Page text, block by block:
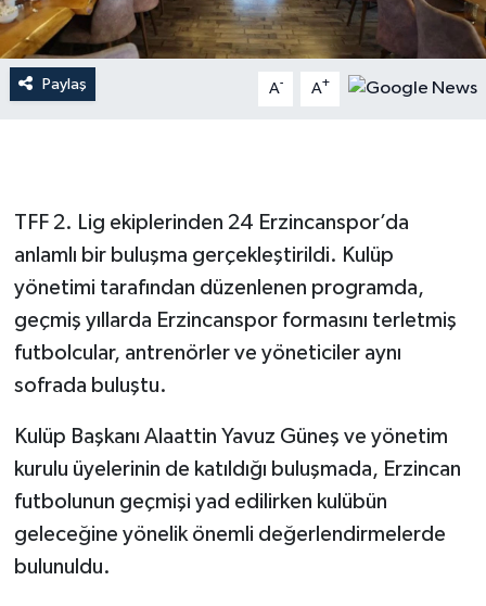
Paylaş A- A+
TFF 2. Lig ekiplerinden 24 Erzincanspor’da
anlamlı bir buluşma gerçekleştirildi. Kulüp
yönetimi tarafından düzenlenen programda,
geçmiş yıllarda Erzincanspor formasını terletmiş
futbolcular, antrenörler ve yöneticiler aynı
sofrada buluştu.
Kulüp Başkanı Alaattin Yavuz Güneş ve yönetim
kurulu üyelerinin de katıldığı buluşmada, Erzincan
futbolunun geçmişi yad edilirken kulübün
geleceğine yönelik önemli değerlendirmelerde
bulunuldu.